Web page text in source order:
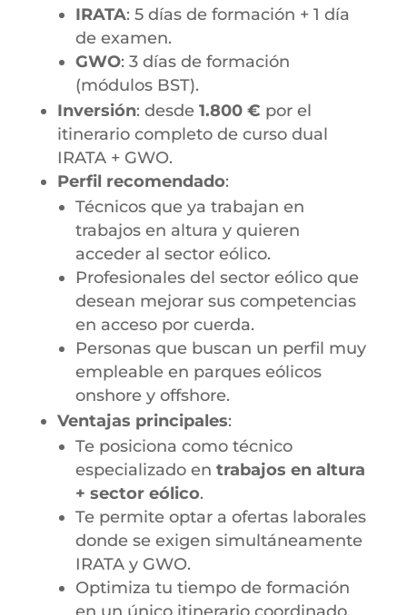
IRATA: 5 días de formación + 1 día
de examen.
GWO: 3 días de formación
(módulos BST).
Inversión: desde 1.800 € por el
itinerario completo de curso dual
IRATA + GWO.
Perfil recomendado:
Técnicos que ya trabajan en
trabajos en altura y quieren
acceder al sector eólico.
Profesionales del sector eólico que
desean mejorar sus competencias
en acceso por cuerda.
Personas que buscan un perfil muy
empleable en parques eólicos
onshore y offshore.
Ventajas principales:
Te posiciona como técnico
especializado en trabajos en altura
+ sector eólico.
Te permite optar a ofertas laborales
donde se exigen simultáneamente
IRATA y GWO.
Optimiza tu tiempo de formación